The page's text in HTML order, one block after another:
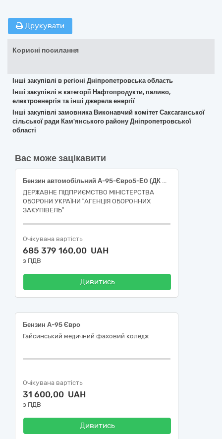
Друкувати
Корисні посилання
Інші закупівлі в регіоні Дніпропетровська область
Інші закупівлі в категорії Нафтопродукти, паливо,
електроенергія та інші джерела енергії
Інші закупівлі замовника Виконавчий комітет Саксаганської
сільської ради Кам'янського району Дніпропетровської
області
Вас може зацікавити
Бензин автомобільний А-95-Євро5-Е0 (ДК 021:2015: 09130000-9: Нафта і дистиляти)
ДЕРЖАВНЕ ПІДПРИЄМСТВО МІНІСТЕРСТВА
ОБОРОНИ УКРАЇНИ “АГЕНЦІЯ ОБОРОННИХ
ЗАКУПІВЕЛЬ”
Очікувана вартість
685 379 160,00 UAH
з ПДВ
Дивитись
Бензин А-95 Євро
Гайсинський медичний фаховий коледж
Очікувана вартість
31 600,00 UAH
з ПДВ
Дивитись